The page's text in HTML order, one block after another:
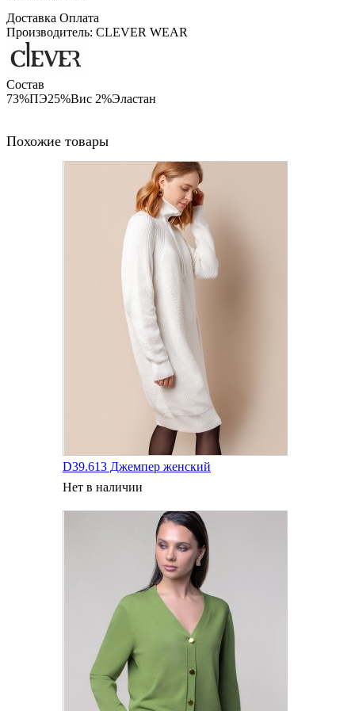
Доставка Оплата
Производитель: CLEVER WEAR
Состав
73%ПЭ25%Вис 2%Эластан
Похожие товары
D39.613 Джемпер женский
Нет в наличии